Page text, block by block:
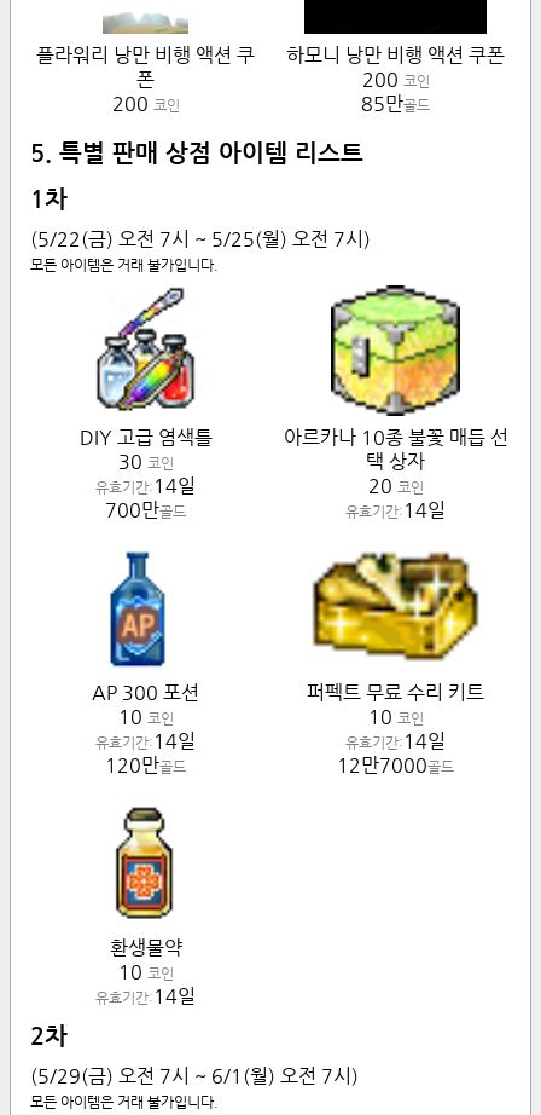
플라워리 낭만 비행 액션 쿠
폰
200 코인
하모니 낭만 비행 액션 쿠폰
200 코인
85만골드
5. 특별 판매 상점 아이템 리스트
1차
(5/22(금) 오전 7시 ~ 5/25(월) 오전 7시)
모든 아이템은 거래 불가입니다.
DIY 고급 염색틀
30 코인
유효기간: 14일
700만골드
아르카나 10종 불꽃 매듭 선
택 상자
20 코인
유효기간: 14일
AP 300 포션
10 코인
유효기간: 14일
120만골드
퍼펙트 무료 수리 키트
10 코인
유효기간: 14일
12만7000골드
환생물약
10 코인
유효기간: 14일
2차
(5/29(금) 오전 7시 ~ 6/1(월) 오전 7시)
모든 아이템은 거래 불가입니다.